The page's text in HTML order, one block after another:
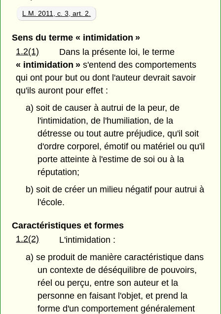
L.M. 2011, c. 3, art. 2.
Sens du terme « intimidation »
1.2(1)
Dans la présente loi, le terme
« intimidation » s'entend des comportements
qui ont pour but ou dont l'auteur devrait savoir
qu'ils auront pour effet :
a) soit de causer à autrui de la peur, de
l'intimidation, de l'humiliation, de la
détresse ou tout autre préjudice, qu'il soit
d'ordre corporel, émotif ou matériel ou qu'il
porte atteinte à l'estime de soi ou à la
réputation;
b) soit de créer un milieu négatif pour autrui à
l'école.
Caractéristiques et formes
1.2(2)
L'intimidation :
a) se produit de manière caractéristique dans
un contexte de déséquilibre de pouvoirs,
réel ou perçu, entre son auteur et la
personne en faisant l'objet, et prend la
forme d'un comportement généralement